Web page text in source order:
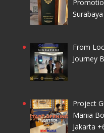
From
Journey
Project
Mania
Jakarta